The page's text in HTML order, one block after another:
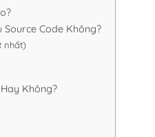
Source Code Không?
nhất)
Không?